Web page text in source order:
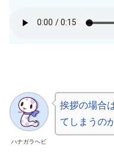
ハナガラヘビ
挨拶の場合
てしまうの